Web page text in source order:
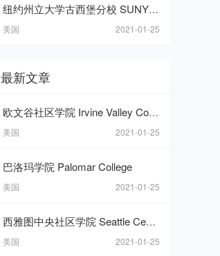
纽约州立大学古西堡分校 SUNY College at Old Westbury
美国 2021-01-25
最新文章
欧文谷社区学院 Irvine Valley College
美国 2021-01-25
巴洛玛学院 Palomar College
美国 2021-01-25
西雅图中央社区学院 Seattle Central Community College
美国 2021-01-25